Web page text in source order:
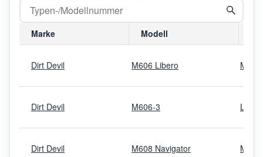
Marke Modell
Dirt Devil M606 Libero M606
Dirt Devil M606-3 Libero
Dirt Devil M608 Navigator M608